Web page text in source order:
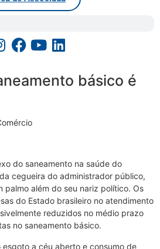
básico é
do saneamento na saúde do
cegueira do administrador público,
palmo além do seu nariz político. Os
do Estado brasileiro no atendimento
reduzidos no médio prazo
no saneamento básico.
a céu aberto e consumo de